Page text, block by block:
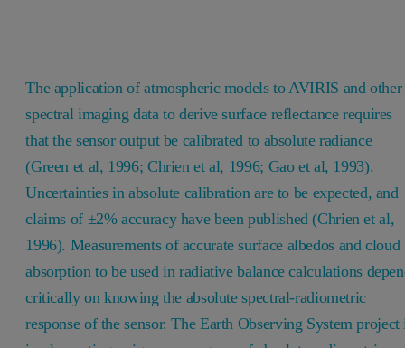
The application of atmospheric models to AVIRIS and other
spectral imaging data to derive surface reflectance requires
that the sensor output be calibrated to absolute radiance
(Green et al, 1996; Chrien et al, 1996; Gao et al, 1993).
Uncertainties in absolute calibration are to be expected, and
claims of ±2% accuracy have been published (Chrien et al,
1996). Measurements of accurate surface albedos and cloud
absorption to be used in radiative balance calculations
critically on knowing the absolute spectral-radiometric
response of the sensor. The Earth Observing System project